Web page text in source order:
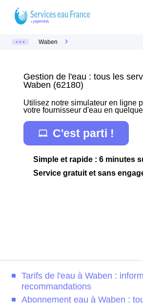
Waben
Gestion de l'eau : tous les
Waben (62180)
Utilisez notre simulateur en ligne
votre fournisseur d'eau en
C'est parti !
Simple et rapide : 6 minutes
Service gratuit et sans
Tarifs de l'eau à Waben :
recommandations
Abonnement eau à Waben :